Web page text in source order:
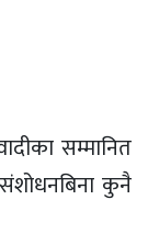
सम्मानित
कुनै